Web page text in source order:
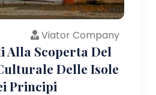
Viator Company
Alla Scoperta Del
Delle Isole
Principi